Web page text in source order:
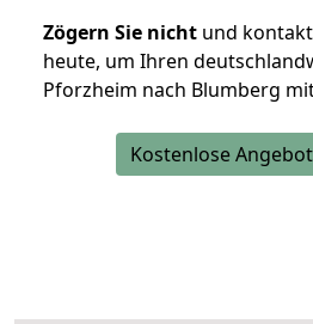
Zögern Sie nicht und
heute, um Ihren
Pforzheim nach Blumberg
Kostenlose